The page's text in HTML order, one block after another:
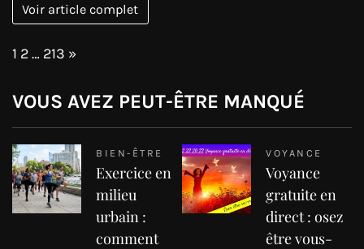
Voir article complet
Page:
1 2… 213 Next
»
VOUS AVEZ PEUT-ÊTRE MANQUÉ
BIEN-ÊTRE
Exercice en
milieu
urbain :
comment
VOYANCE
Voyance
gratuite en
direct : osez
être vous-